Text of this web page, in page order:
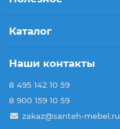
Каталог
Наши контакты
8 495 142 10 59
8 900 159 10 59
zakaz@santeh-mebel.ru